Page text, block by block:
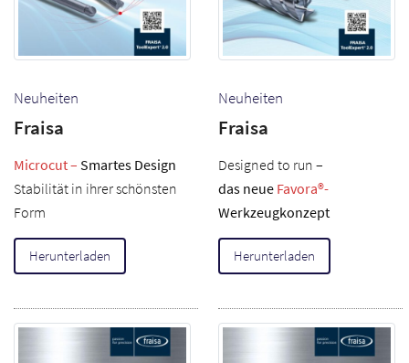
Neuheiten
Fraisa
Microcut – Smartes Design
Stabilität in ihrer schönsten
Form
Herunterladen
Neuheiten
Fraisa
Designed to run –
das neue Favora®-
Werkzeugkonzept
Herunterladen